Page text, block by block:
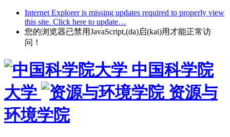
Internet Explorer is missing updates required to properly view
this site. Click here to update…
您的浏览器已禁用JavaScript,(da)启(kai)用才能正常访
问！
中国科学院
大学
资源与
环境学院